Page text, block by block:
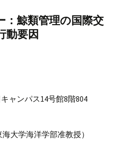
鯨類管理の国際交
動要因
ャンパス14号館8階804
大学海洋学部准教授）